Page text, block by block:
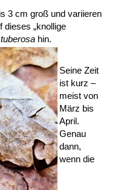
3 cm groß und variieren
dieses „knollige
tuberosa hin.
Seine Zeit
ist kurz –
meist von
März bis
April.
Genau
dann,
wenn die